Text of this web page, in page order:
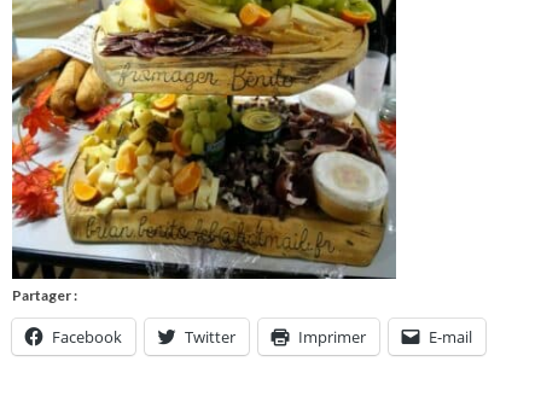
Partager :
Facebook Twitter Imprimer E-mail